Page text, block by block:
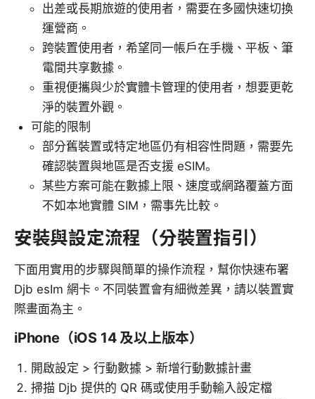
出差或長期旅遊的使用者，需要在多國快速切換
運營商。
跨裝置使用者，希望同一帳戶在手機、平板、筆
電間共享數據。
重視便攜與少於實體卡管理的使用者，想要更乾
淨的裝置外觀。
可能的限制
部分舊裝置或特定地區仍有相容性問題，需要先
確認裝置與地區是否支援 eSIM。
某些方案可能在數據上限、速度或網路覆蓋方面
不如本地實體 SIM，需事先比較。
安裝與設定流程（分裝置指引）
下面用實用的步驟與簡單的操作流程，幫你快速布署
Djb esIm 網卡。不同裝置會有細微差異，請以裝置實
際畫面為主。
iPhone（iOS 14 及以上版本）
開啟設定 > 行動數據 > 新增行動數據計畫
掃描 Djb 提供的 QR 碼或使用手動輸入設定檔